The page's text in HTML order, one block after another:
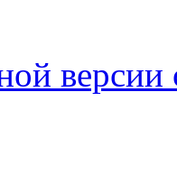
версии